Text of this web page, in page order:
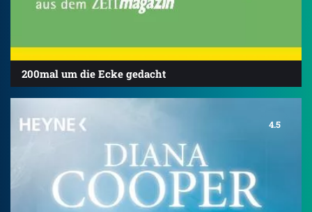
200mal um die Ecke gedacht
4.5